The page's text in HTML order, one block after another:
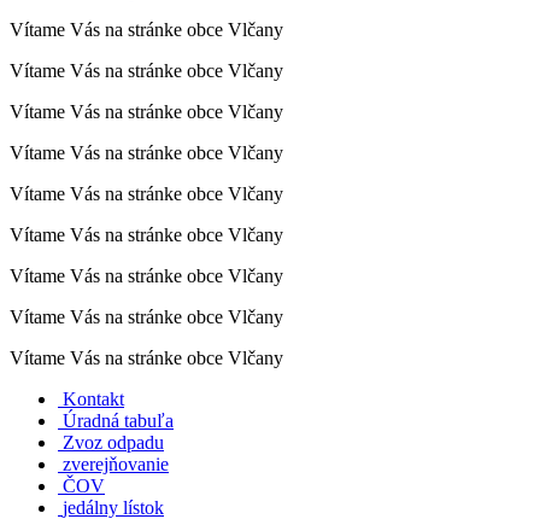
Vítame Vás na stránke obce Vlčany
Vítame Vás na stránke obce Vlčany
Vítame Vás na stránke obce Vlčany
Vítame Vás na stránke obce Vlčany
Vítame Vás na stránke obce Vlčany
Vítame Vás na stránke obce Vlčany
Vítame Vás na stránke obce Vlčany
Vítame Vás na stránke obce Vlčany
Vítame Vás na stránke obce Vlčany
Kontakt
Úradná tabuľa
Zvoz odpadu
zverejňovanie
ČOV
jedálny lístok